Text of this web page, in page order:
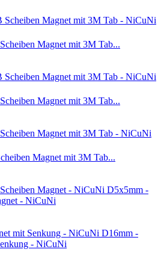
Magnet mit 3M Tab...
Magnet mit 3M Tab...
Magnet mit 3M Tab...
D5x5mm -
- NiCuNi
D16mm -
- NiCuNi